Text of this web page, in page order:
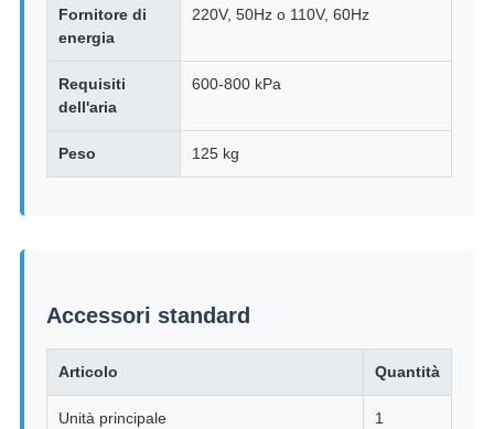
Fornitore di
energia
220V, 50Hz o 110V, 60Hz
Requisiti
dell'aria
600-800 kPa
Peso 125 kg
Accessori standard
Articolo Quantità
Unità principale 1